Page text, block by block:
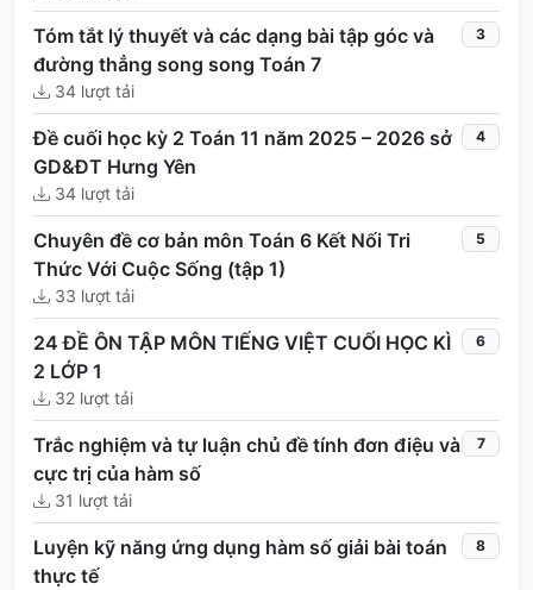
Tóm tắt lý thuyết và các dạng bài tập góc và
đường thẳng song song Toán 7
34 lượt tải
3
Đề cuối học kỳ 2 Toán 11 năm 2025 – 2026 sở
GD&ĐT Hưng Yên
34 lượt tải
4
Chuyên đề cơ bản môn Toán 6 Kết Nối Tri
Thức Với Cuộc Sống (tập 1)
33 lượt tải
5
24 ĐỀ ÔN TẬP MÔN TIẾNG VIỆT CUỐI HỌC KÌ
2 LỚP 1
32 lượt tải
6
Trắc nghiệm và tự luận chủ đề tính đơn điệu và
cực trị của hàm số
31 lượt tải
7
Luyện kỹ năng ứng dụng hàm số giải bài toán
thực tế
8